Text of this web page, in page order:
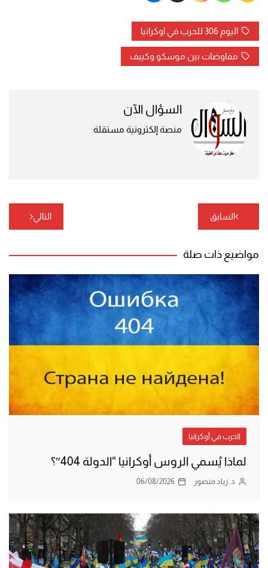
اليوم 306 للحرب في اوكرانيا
مفاوضات بين موسكو وكييف
السؤال الآن
منصة إلكترونية مستقلة
تصفّح
المقالات
السابق التالي
مواضيع ذات صلة
الحرب في أوكرانيا
لماذا يُسمي الروس أوكرانيا “الدولة 404″؟
د. زياد منصور 06/08/2026